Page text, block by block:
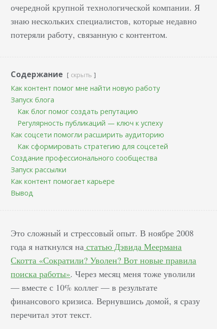
очередной крупной технологической компании. Я
знаю нескольких специалистов, которые недавно
потеряли работу, связанную с контентом.
Содержание скрыть
Как контент помог мне найти новую работу
Запуск блога
Как блог помог создать репутацию
Регулярность публикаций — ключ к успеху
Как соцсети помогли расширить аудиторию
Как сформировать стратегию для соцсетей
Создание профессионального сообщества
Запуск рассылки
Как контент помогает карьере
Вывод
Это сложный и стрессовый опыт. В ноябре 2008
года я наткнулся на статью Дэвида Меермана
Скотта «Сократили? Уволен? Вот новые правила
поиска работы». Через месяц меня тоже уволили
— вместе с 10% коллег — в результате
финансового кризиса. Вернувшись домой, я сразу
перечитал этот текст.